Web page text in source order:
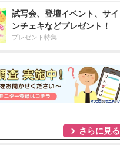
試写会、登壇イベント、サイ
ンチェキなどプレゼント！
プレゼント特集
さらに見る